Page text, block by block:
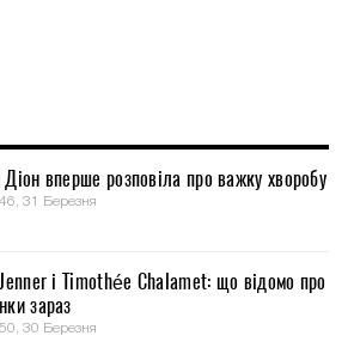
Діон вперше розповіла про важку хворобу
31 Березня
і Timothée Chalamet: що відомо про
зараз
30 Березня